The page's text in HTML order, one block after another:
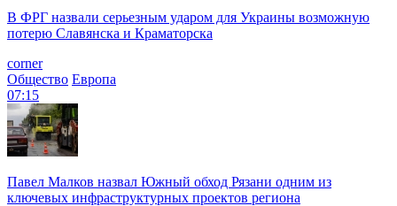
В ФРГ назвали серьезным ударом для Украины возможную
потерю Славянска и Краматорска
corner
Общество Европа
07:15
Павел Малков назвал Южный обход Рязани одним из
ключевых инфраструктурных проектов региона